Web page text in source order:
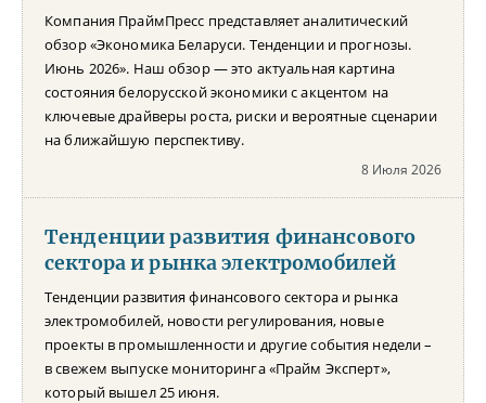
Компания ПраймПресс представляет аналитический
обзор «Экономика Беларуси. Тенденции и прогнозы.
Июнь 2026». Наш обзор — это актуальная картина
состояния белорусской экономики с акцентом на
ключевые драйверы роста, риски и вероятные сценарии
на ближайшую перспективу.
8 Июля 2026
Тенденции развития финансового
сектора и рынка электромобилей
Тенденции развития финансового сектора и рынка
электромобилей, новости регулирования, новые
проекты в промышленности и другие события недели –
в свежем выпуске мониторинга «Прайм Эксперт»,
который вышел 25 июня.